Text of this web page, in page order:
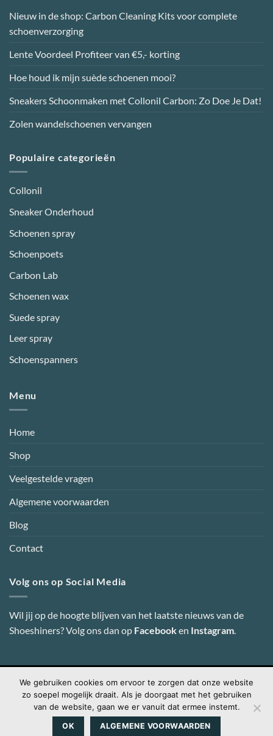
Nieuw in de shop: Carbon Cleaning Kits voor complete
schoenverzorging
Lente Voordeel Profiteer van €5,- korting
Hoe houd ik mijn suède schoenen mooi?
Sneakers Schoonmaken met Collonil Carbon: Zo Doe Je Dat!
Zolen wandelschoenen vervangen
Populaire categorieën
Collonil
Sneaker Onderhoud
Schoenen spray
Schoenpoets
Carbon Lab
Schoenen wax
Suede spray
Leer spray
Schoenspanners
Menu
Home
Shop
Veelgestelde vragen
Algemene voorwaarden
Blog
Contact
Volg ons op Social Media
Wil jij op de hoogte blijven van het laatste nieuws van de
Shoeshiners? Volg ons dan op Facebooken Instagram
Visa PayPal MasterCardCredit
Card
IDeal
Copyright 2026 © Shoeshiners Online-Webdesign door Super
Secret
We gebruiken cookies om ervoor te zorgen dat onze website
zo soepel mogelijk draait. Als je doorgaat met het gebruiken
van de website, gaan we er vanuit dat ermee instemt.
OK ALGEMENE VOORWAARDEN